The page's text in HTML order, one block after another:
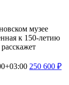
музее
к 150-летию
250 600 ₽